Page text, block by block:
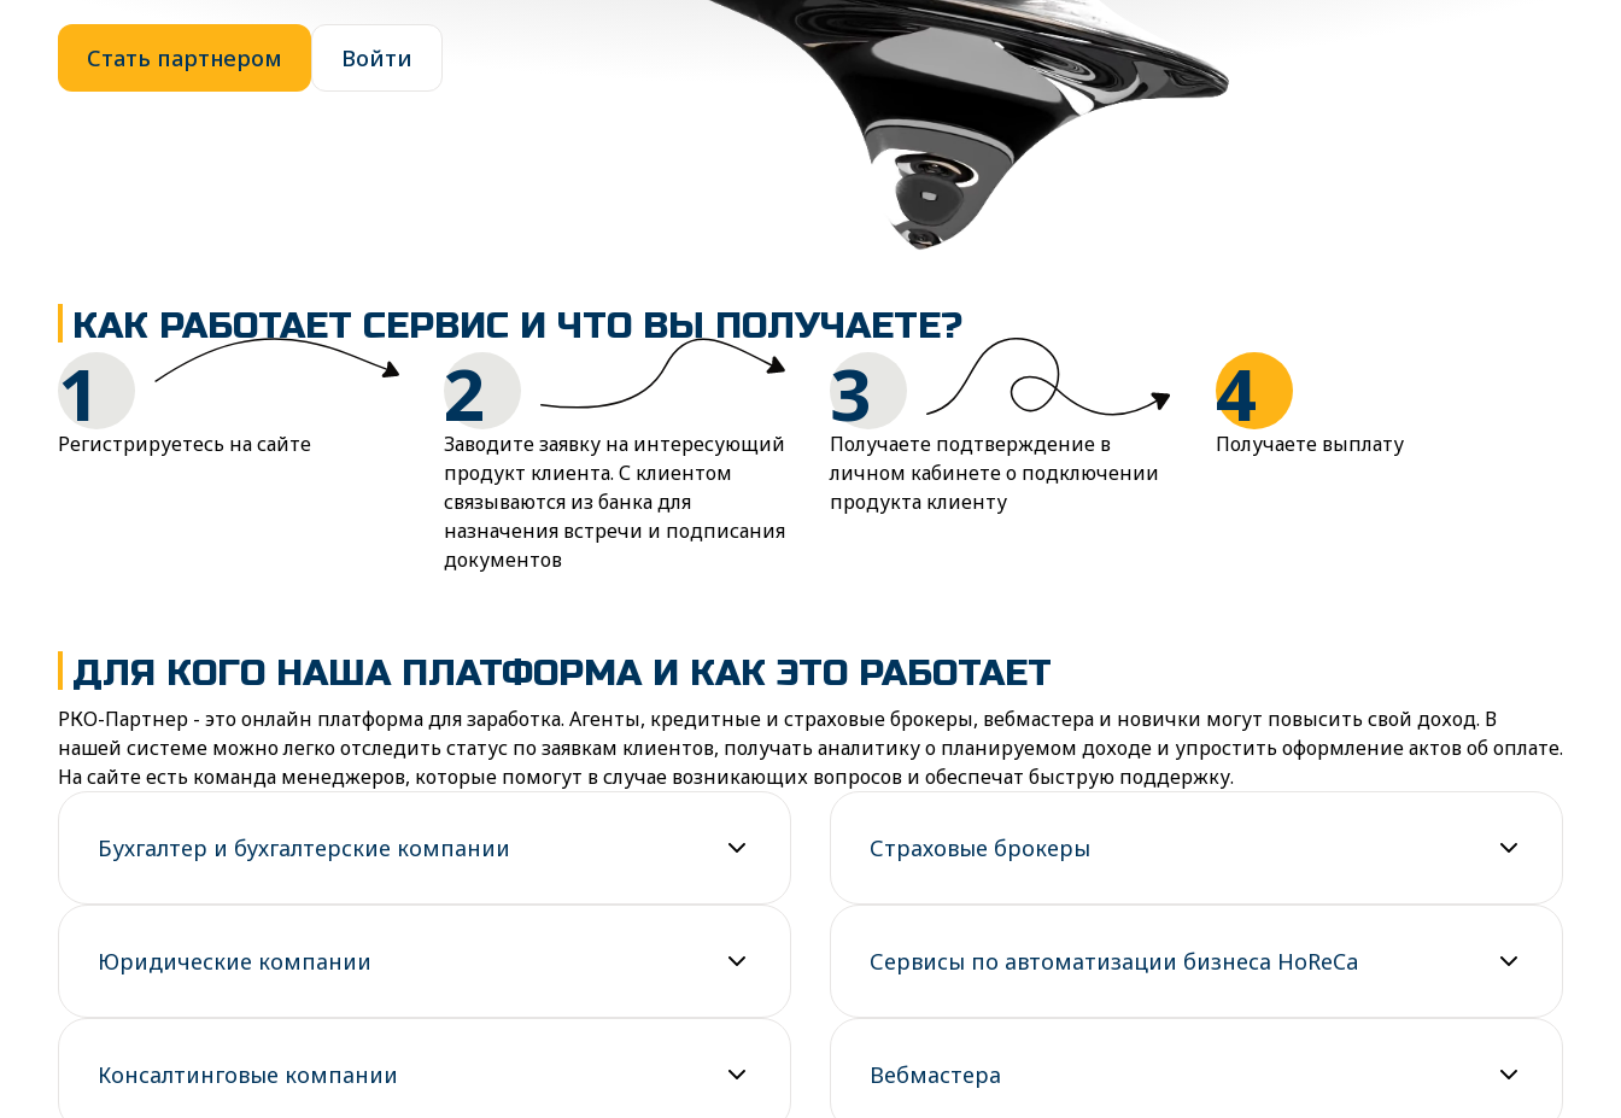
Стать партнером Войти
КАК РАБОТАЕТ СЕРВИС И ЧТО ВЫ ПОЛУЧАЕТЕ?
1
Регистрируетесь на сайте
2
Заводите заявку на интересующий
продукт клиента. С клиентом
связываются из банка для
назначения встречи и подписания
документов
3
Получаете подтверждение в
личном кабинете о подключении
продукта клиенту
4
Получаете выплату
ДЛЯ КОГО НАША ПЛАТФОРМА И КАК ЭТО РАБОТАЕТ
РКО-Партнер - это онлайн платформа для заработка. Агенты, кредитные и страховые брокеры, вебмастера и новички могут повысить свой доход. В
нашей системе можно легко отследить статус по заявкам клиентов, получать аналитику о планируемом доходе и упростить оформление актов об оплате.
На сайте есть команда менеджеров, которые помогут в случае возникающих вопросов и обеспечат быструю поддержку.
Бухгалтер и бухгалтерские компании
Юридические компании
Консалтинговые компании
Страховые брокеры
Сервисы по автоматизации бизнеса HoReCa
Вебмастера